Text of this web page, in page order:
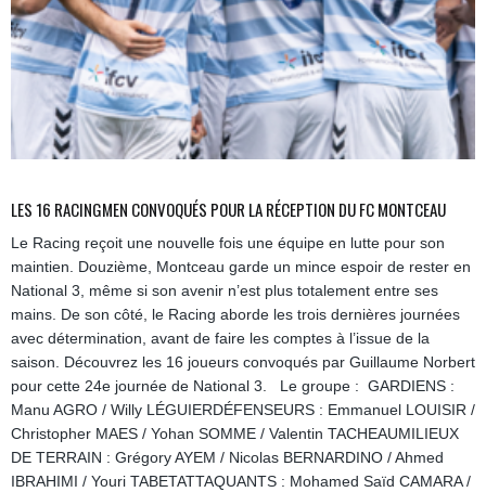
LES 16 RACINGMEN CONVOQUÉS POUR LA RÉCEPTION DU FC MONTCEAU
Le Racing reçoit une nouvelle fois une équipe en lutte pour son
maintien. Douzième, Montceau garde un mince espoir de rester en
National 3, même si son avenir n’est plus totalement entre ses
mains. De son côté, le Racing aborde les trois dernières journées
avec détermination, avant de faire les comptes à l’issue de la
saison. Découvrez les 16 joueurs convoqués par Guillaume Norbert
pour cette 24e journée de National 3. Le groupe : GARDIENS :
Manu AGRO / Willy LÉGUIERDÉFENSEURS : Emmanuel LOUISIR /
Christopher MAES / Yohan SOMME / Valentin TACHEAUMILIEUX
DE TERRAIN : Grégory AYEM / Nicolas BERNARDINO / Ahmed
IBRAHIMI / Youri TABETATTAQUANTS : Mohamed Saïd CAMARA /